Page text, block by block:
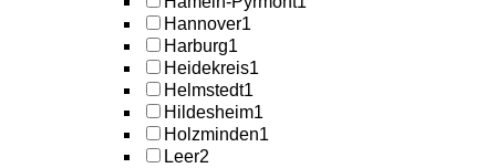
Hannover1
Harburg1
Heidekreis1
Helmstedt1
Hildesheim1
Holzminden1
Leer2